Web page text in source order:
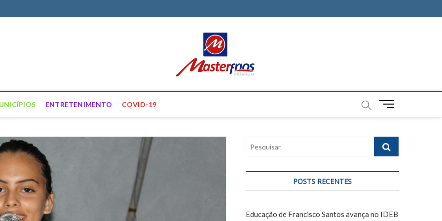
ENTRETENIMENTO COVID-19
M
u
B
u
o
q
a
POSTS RECENTES
Educação de Francisco Santos avança no IDEB